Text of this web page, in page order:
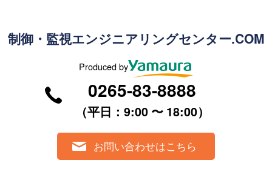
制御・監視エンジニアリングセンター.COM
Produced by
0265-83-8888
（平⽇：9:00 〜 18:00）
お問い合わせはこちら